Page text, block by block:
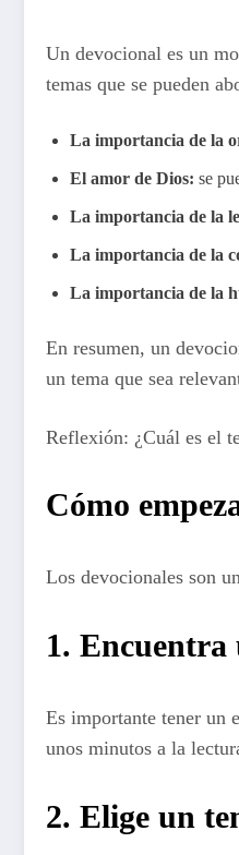
Un devocional es un
temas que se pueden
La importancia de la
El amor de Dios: se
La importancia de la
La importancia de la
La importancia de la
En resumen, un
un tema que sea
Reflexión: ¿Cuál es el
Cómo
Los devocionales son
1.
Es importante tener un
unos minutos a la
2. Elige un